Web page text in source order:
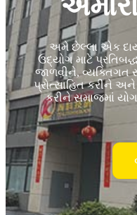
અમે છેલ્લા એક
ઉદ્યોગ માટે
જાળવીને, વ્યક્તિગત
પ્રોત્સાહિત કરીને
કરીને સમાજમાં